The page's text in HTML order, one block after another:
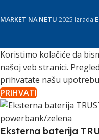
MARKET NA NETU 2025 Izrada
Koristimo kolačiće da
našoj veb stranici.
prihvatate našu
PRIHVATI
Eksterna baterija